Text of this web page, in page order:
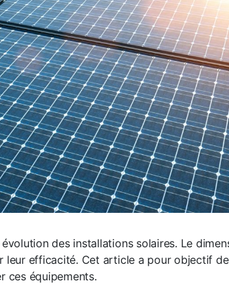
des installations solaires. Le
leur efficacité. Cet article a pour objectif
ces équipements.